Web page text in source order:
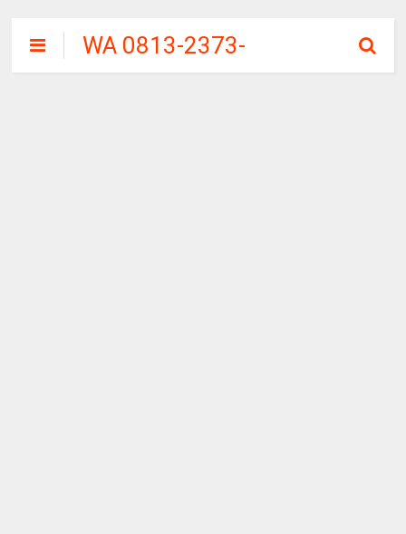
WA 0813-2373-
9973 | WALINI